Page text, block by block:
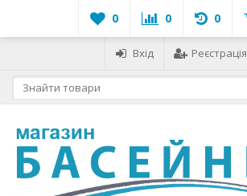
0 0 0
Вхід Реєстрація